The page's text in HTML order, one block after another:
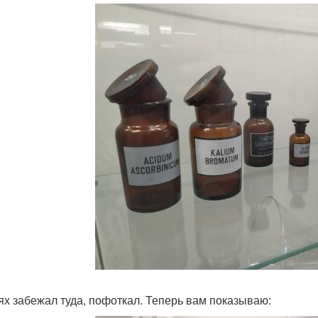
забежал туда, пофоткал. Теперь вам показываю: